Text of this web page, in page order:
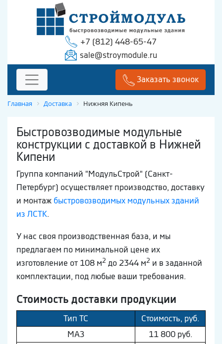
+7 (812) 448-65-47
sale@stroymodule.ru
Заказать звонок
Главная Доставка Нижняя Кипень
Быстровозводимые модульные
конструкции с доставкой в Нижней
Кипени
Группа компаний "МодульСтрой" (Санкт-
Петербург) осуществляет производство, доставку
и монтаж быстровозводимых модульных зданий
из ЛСТК.
У нас своя производственная база, и мы
предлагаем по минимальной цене их
изготовление от 108 м2 до 2344 м2 и в заданной
комплектации, под любые ваши требования.
Стоимость доставки продукции
Тип ТС
Стоимость, руб.
МAЗ
11 800 руб.